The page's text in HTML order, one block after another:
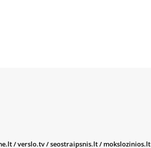
/verslo.tv/seostraipsnis.lt/ mokslozinios.lt